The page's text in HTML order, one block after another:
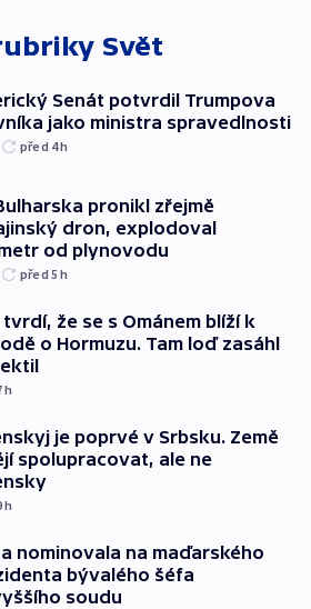
Svět
Senát potvrdil Trumpova
jako ministra spravedlnosti
před 4h
pronikl zřejmě
dron, explodoval
od plynovodu
před 5h
tvrdí, že se s Ománem blíží k
o Hormuzu. Tam loď zasáhl
h
je poprvé v Srbsku. Země
spolupracovat, ale ne
h
nominovala na maďarského
bývalého šéfa
soudu